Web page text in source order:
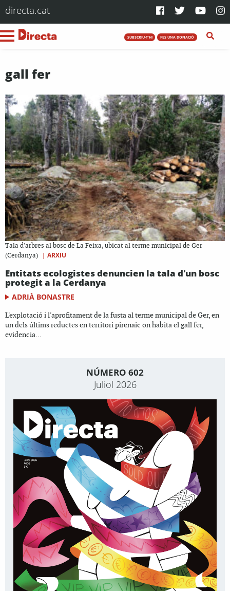
directa.cat
SUBSCRIU-T'HI FES UNA DONACIÓ
gall fer
Tala d'arbres al bosc de La Feixa, ubicat al terme municipal de Ger
(Cerdanya)
| ARXIU
Entitats ecologistes denuncien la tala d'un bosc
protegit a la Cerdanya
ADRIÀ BONASTRE
L'explotació i l'aprofitament de la fusta al terme municipal de Ger, en
un dels últims reductes en territori pirenaic on habita el gall fer,
evidencia...
NÚMERO 602
Juliol 2026